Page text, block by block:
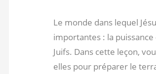
Le monde dans lequel
importantes : la
Juifs. Dans cette leçon,
elles pour préparer le